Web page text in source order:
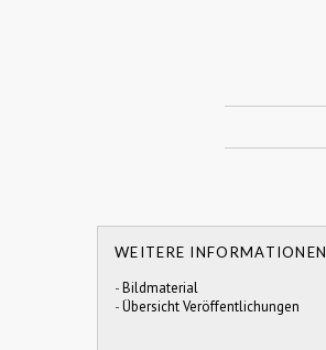
WEITERE INFORMATIONEN
-Bildmaterial
-Übersicht Veröffentlichungen